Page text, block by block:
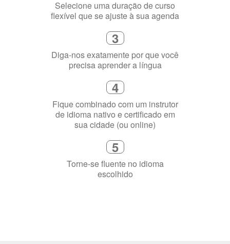
2
Selecione uma duração de curso
flexível que se ajuste à sua agenda
3
Diga-nos exatamente por que você
precisa aprender a língua
4
Fique combinado com um instrutor
de idioma nativo e certificado em
sua cidade (ou online)
5